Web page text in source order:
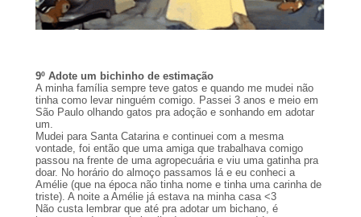
9º Adote um bichinho de estimação
A minha família sempre teve gatos e quando me mudei não
tinha como levar ninguém comigo. Passei 3 anos e meio em
São Paulo olhando gatos pra adoção e sonhando em adotar
um.
Mudei para Santa Catarina e continuei com a mesma
vontade, foi então que uma amiga que trabalhava comigo
passou na frente de uma agropecuária e viu uma gatinha pra
doar. No horário do almoço passamos lá e eu conheci a
Amélie (que na época não tinha nome e tinha uma carinha de
triste). A noite a Amélie já estava na minha casa <3
Não custa lembrar que até pra adotar um bichano, é